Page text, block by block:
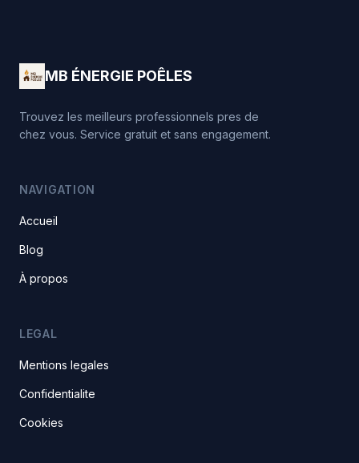
MB ÉNERGIE POÊLES
Trouvez les meilleurs professionnels pres de
chez vous. Service gratuit et sans engagement.
NAVIGATION
Accueil
Blog
À propos
LEGAL
Mentions legales
Confidentialite
Cookies